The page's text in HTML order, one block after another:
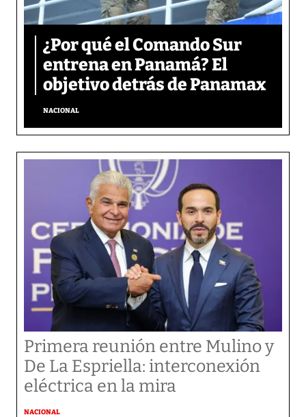
¿Por qué el Comando Sur
entrena en Panamá? El
objetivo detrás de Panamax
NACIONAL
Primera reunión entre Mulino y
De La Espriella: interconexión
eléctrica en la mira
NACIONAL